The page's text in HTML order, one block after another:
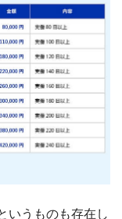
いうものも存在し